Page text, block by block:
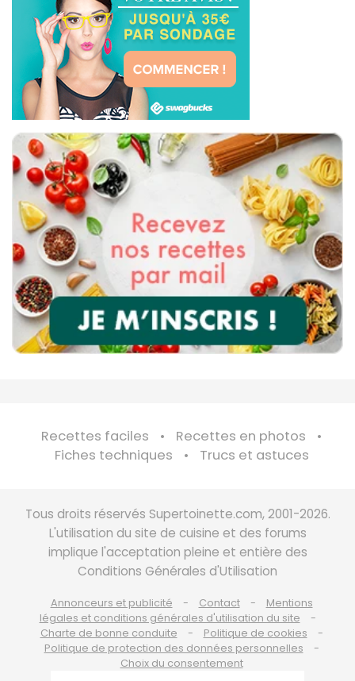
Recettes faciles
Recettes en photos
Fiches techniques
Trucs et astuces
Tous droits réservés Supertoinette.com, 2001-2026.
L'utilisation du site de cuisine et des forums
implique l'acceptation pleine et entière des
Conditions Générales d'Utilisation
Annonceurs et publicité Contact
Mentions
légales et conditions générales d'utilisation du site
Charte de bonne conduite
Politique de cookies
Politique de protection des données personnelles
Choix du consentement